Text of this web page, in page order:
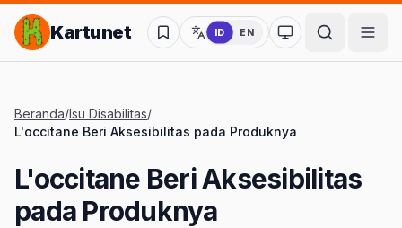
Lompat ke Konten Utama
Kartunet ID EN
Ubah ke mode
Beranda/Isu Disabilitas/
L'occitane Beri Aksesibilitas pada Produknya
L'occitane Beri Aksesibilitas
pada Produknya